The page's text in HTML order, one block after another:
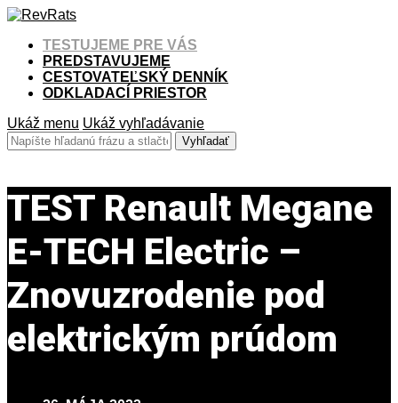
TESTUJEME PRE VÁS
PREDSTAVUJEME
CESTOVATEĽSKÝ DENNÍK
ODKLADACÍ PRIESTOR
Ukáž menu Ukáž vyhľadávanie
TEST Renault Megane
E-TECH Electric –
Znovuzrodenie pod
elektrickým prúdom